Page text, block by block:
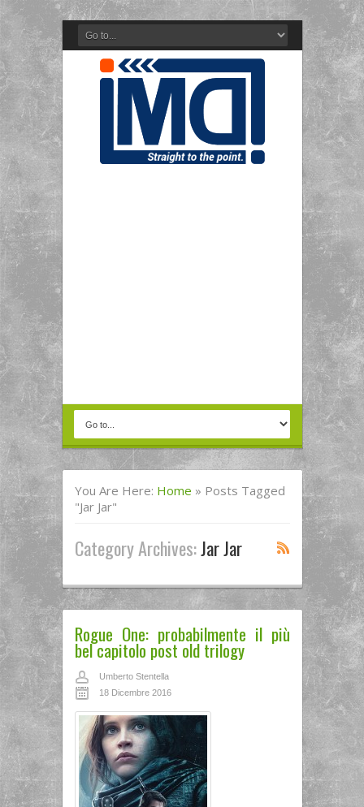
You Are Here: Home » Posts Tagged
"jar Jar"
Category Archives:Jar Jar
Rogue One: probabilmente il più
bel capitolo post old trilogy
Umberto Stentella
18 Dicembre 2016